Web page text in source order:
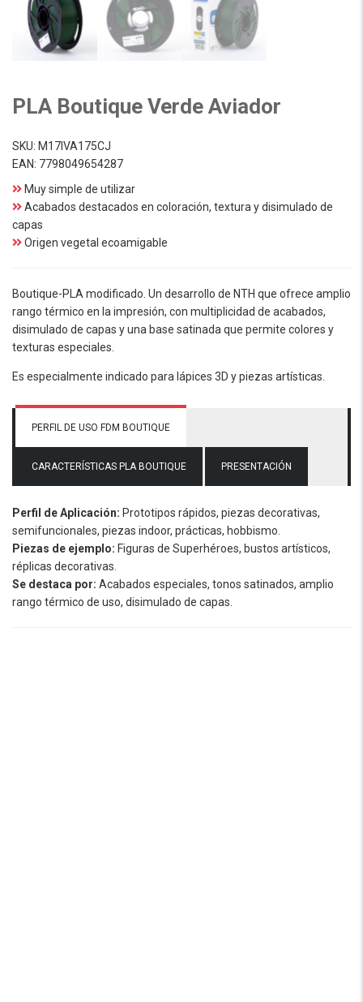
PLA Boutique Verde Aviador
SKU: M17IVA175CJ
EAN: 7798049654287
Muy simple de utilizar
Acabados destacados en coloración, textura y disimulado de
capas
Origen vegetal ecoamigable
Boutique-PLA modificado. Un desarrollo de NTH que ofrece amplio
rango térmico en la impresión, con multiplicidad de acabados,
disimulado de capas y una base satinada que permite colores y
texturas especiales.
Es especialmente indicado para lápices 3D y piezas artísticas.
PERFIL DE USO FDM BOUTIQUE
CARACTERÍSTICAS PLA BOUTIQUE PRESENTACIÓN
Perfil de Aplicación: Prototipos rápidos, piezas decorativas,
semifuncionales, piezas indoor, prácticas, hobbismo.
Piezas de ejemplo: Figuras de Superhéroes, bustos artísticos,
réplicas decorativas.
Se destaca por: Acabados especiales, tonos satinados, amplio
rango térmico de uso, disimulado de capas.